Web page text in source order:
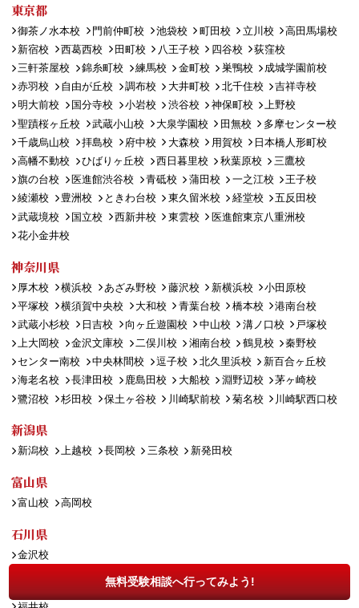
無料受験相談へ行ってみよう!
東京都
御茶ノ水本校 門前仲町校 池袋校 町田校 立川校
高田馬場校
新宿校
西葛西校 田町校 八王子校 四谷校
荻窪校
三軒茶屋校
錦糸町校 練馬校 金町校 巣鴨校
成城学園前校
赤羽校
自由が丘校 調布校 大井町校 北千住校
吉祥寺校
明大前校
国分寺校 小岩校 渋谷校 神保町校
上野校
聖蹟桜ヶ丘校
武蔵小山校 大泉学園校 田無校
多摩センター校
千歳烏山校
拝島校 府中校 大森校 用賀校
日本橋人形町校
高幡不動校
ひばりヶ丘校 西日暮里校 秋葉原校
三鷹校
旗の台校
医進館渋谷校 青砥校 蒲田校 一之江校
王子校
綾瀬校
豊洲校 ときわ台校 東久留米校 経堂校
五反田校
武蔵境校
国立校 西新井校 東雲校
医進館東京八重洲校
花小金井校
神奈川県
厚木校 横浜校 あざみ野校 藤沢校 新横浜校
小田原校
平塚校
横須賀中央校 大和校 青葉台校 橋本校
港南台校
武蔵小杉校
日吉校 向ヶ丘遊園校 中山校 溝ノ口校
戸塚校
上大岡校
金沢文庫校 二俣川校 湘南台校 鶴見校
秦野校
センター南校
中央林間校 逗子校 北久里浜校
新百合ヶ丘校
海老名校
長津田校 鹿島田校 大船校 淵野辺校
茅ヶ崎校
鷺沼校
杉田校 保土ヶ谷校 川崎駅前校 菊名校 川崎駅西口校
新潟県
新潟校 上越校 長岡校 三条校 新発田校
富山県
富山校 高岡校
石川県
金沢校
福井県